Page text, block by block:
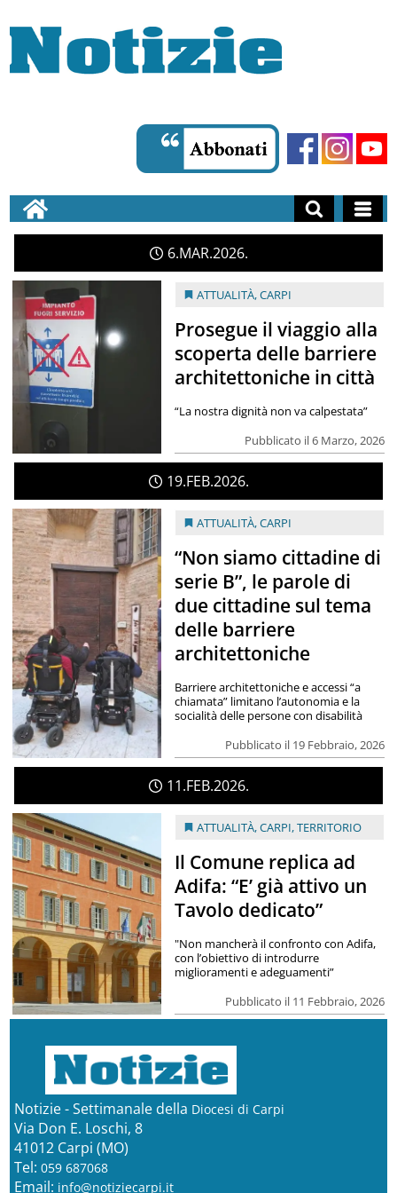
6 MAR 2026
ATTUALITÀ,CARPI
Prosegue il viaggio alla
scoperta delle barriere
architettoniche in città
Pubblicato il 6 Marzo, 2026
“La nostra dignità non va calpestata”
19 FEB 2026
ATTUALITÀ,CARPI
“Non siamo cittadine di
serie B”, le parole di
due cittadine sul tema
delle barriere
architettoniche
Pubblicato il 19 Febbraio, 2026
Barriere architettoniche e accessi “a
chiamata” limitano l’autonomia e la
socialità delle persone con disabilità
11 FEB 2026
ATTUALITÀ,CARPI,TERRITORIO
Il Comune replica ad
Adifa: “E’ già attivo un
Tavolo dedicato”
Pubblicato il 11 Febbraio, 2026
"Non mancherà il confronto con Adifa,
con l’obiettivo di introdurre
miglioramenti e adeguamenti”
Notizie - Settimanale della Diocesi di Carpi
Via Don E. Loschi, 8
41012 Carpi (MO)
Tel: 059 687068
Email: info@notiziecarpi.it